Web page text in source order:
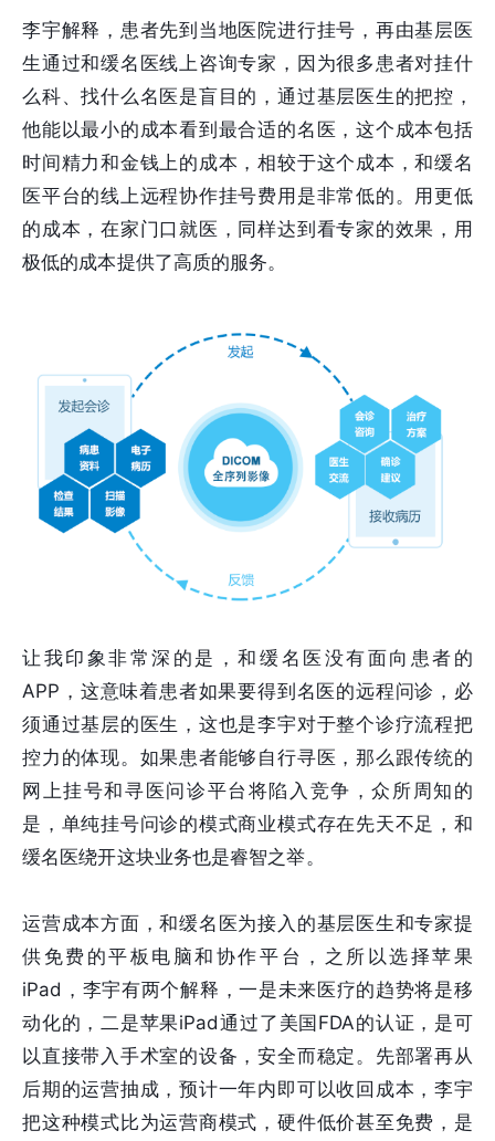
李宇解释，患者先到当地医院进行挂号，再由基层医
生通过和缓名医线上咨询专家，因为很多患者对挂什
么科、找什么名医是盲目的，通过基层医生的把控，
他能以最小的成本看到最合适的名医，这个成本包括
时间精力和金钱上的成本，相较于这个成本，和缓名
医平台的线上远程协作挂号费用是非常低的。用更低
的成本，在家门口就医，同样达到看专家的效果，用
极低的成本提供了高质的服务。
让我印象非常深的是，和缓名医没有面向患者的
APP，这意味着患者如果要得到名医的远程问诊，必
须通过基层的医生，这也是李宇对于整个诊疗流程把
控力的体现。如果患者能够自行寻医，那么跟传统的
网上挂号和寻医问诊平台将陷入竞争，众所周知的
是，单纯挂号问诊的模式商业模式存在先天不足，和
缓名医绕开这块业务也是睿智之举。
运营成本方面，和缓名医为接入的基层医生和专家提
供免费的平板电脑和协作平台，之所以选择苹果
iPad，李宇有两个解释，一是未来医疗的趋势将是移
动化的，二是苹果iPad通过了美国FDA的认证，是可
以直接带入手术室的设备，安全而稳定。先部署再从
后期的运营抽成，预计一年内即可以收回成本，李宇
把这种模式比为运营商模式，硬件低价甚至免费，是